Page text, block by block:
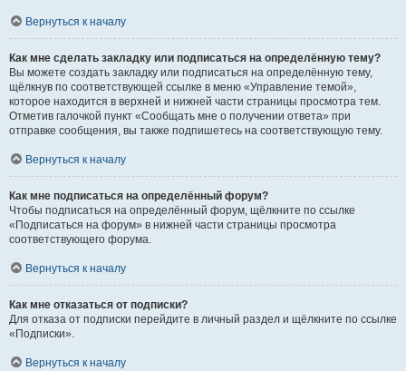
Вернуться к началу
Как мне сделать закладку или подписаться на определённую тему?
Вы можете создать закладку или подписаться на определённую тему,
щёлкнув по соответствующей ссылке в меню «Управление темой»,
которое находится в верхней и нижней части страницы просмотра тем.
Отметив галочкой пункт «Сообщать мне о получении ответа» при
отправке сообщения, вы также подпишетесь на соответствующую тему.
Вернуться к началу
Как мне подписаться на определённый форум?
Чтобы подписаться на определённый форум, щёлкните по ссылке
«Подписаться на форум» в нижней части страницы просмотра
соответствующего форума.
Вернуться к началу
Как мне отказаться от подписки?
Для отказа от подписки перейдите в личный раздел и щёлкните по ссылке
«Подписки».
Вернуться к началу